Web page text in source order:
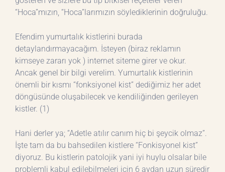
“Hoca”mızın, “Hoca”larımızın söylediklerinin doğruluğu.
Efendim yumurtalık kistlerini burada
detaylandırmayacağım. İsteyen (biraz reklamın
kimseye zararı yok ) internet siteme girer ve okur.
Ancak genel bir bilgi verelim. Yumurtalık kistlerinin
önemli bir kısmı “fonksiyonel kist” dediğimiz her adet
döngüsünde oluşabilecek ve kendiliğinden gerileyen
kistler. (1)
Hani derler ya; “Adetle atılır canım hiç bi şeycik olmaz”.
İşte tam da bu bahsedilen kistlere “Fonkisyonel kist”
diyoruz. Bu kistlerin patolojik yani iyi huylu olsalar bile
problemli kabul edilebilmeleri için 6 aydan uzun süredir